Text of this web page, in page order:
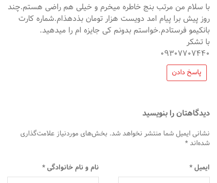
با سلام من مرتب بنج خاطره میخرم و خیلی هم راضی هستم.چند
روز پیش برا پیام امد دویست هزار تومان بذدهذام.شماره کارت
بانکیمو فرستادم.خواستم بدونم کی جایزه ام را میدهید.
با تشکر
۰۹۳۰۷۷۰۷۴۴۰
پاسخ دادن
دیدگاهتان را بنویسید
نشانی ایمیل شما منتشر نخواهد شد. بخش‌های موردنیاز علامت‌گذاری
شده‌اند*
نام و نام خانوادگی* ایمیل*